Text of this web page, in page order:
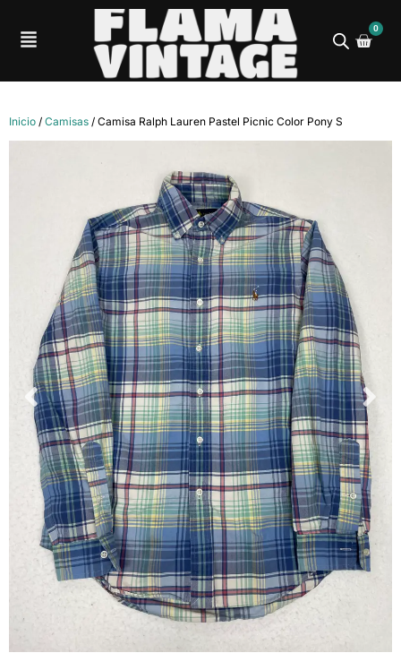
0
Inicio / Camisas / Camisa Ralph Lauren Pastel Picnic Color Pony S